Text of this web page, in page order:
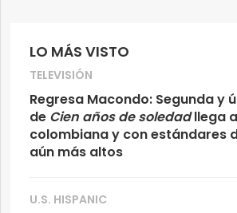
LO MÁS VISTO
TELEVISIÓN
Regresa Macondo: Segunda y
de Cien años de soledadllega
colombiana y con estándares
aún más altos
U.S. HISPANIC